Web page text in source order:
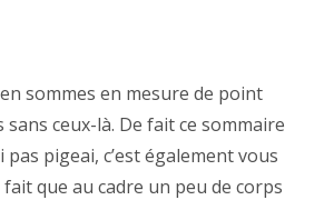
sommes en mesure de point
sans ceux-là. De fait ce sommaire
pas pigeai, c’est également vous
fait que au cadre un peu de corps